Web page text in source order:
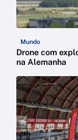
Mundo
Drone com
na Alemanha